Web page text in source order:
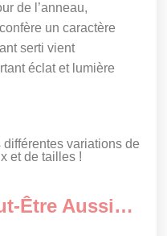
de l’anneau,
un caractère
serti vient
éclat et lumière
variations de
et de tailles !
Être Aussi…